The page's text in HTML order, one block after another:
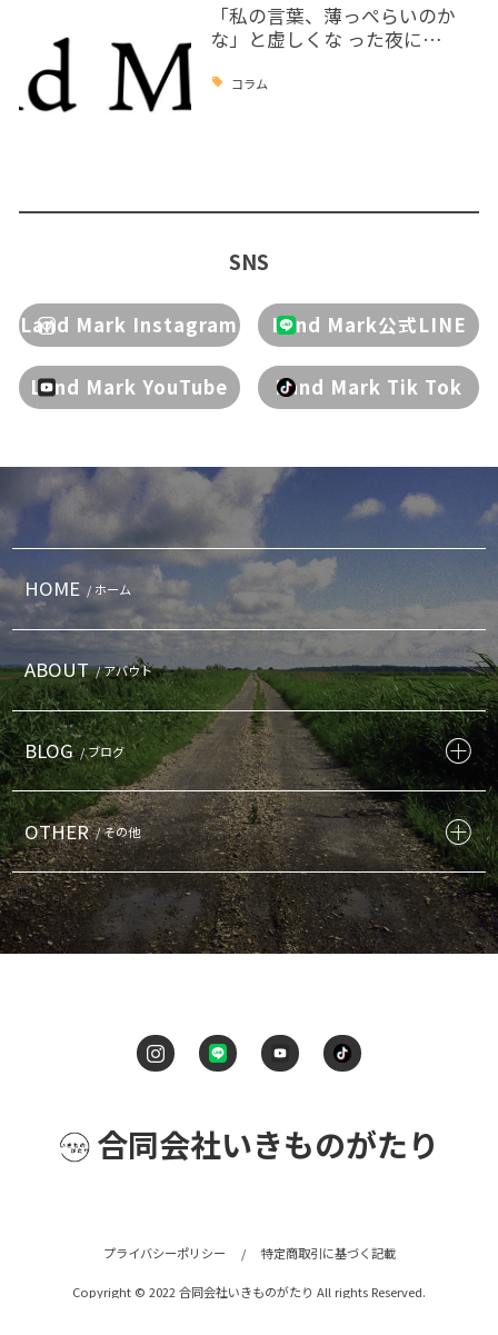
「私の言葉、薄っぺらいのか
な」と虚しくな った夜に…
コラム
SNS
Land Mark Instagram Land Mark公式LINE
Land Mark YouTube Land Mark Tik Tok
HOME / ホーム
ABOUT / アバウト
BLOG / ブログ
OTHER / その他
合同会社いきものがたり
プライバシーポリシー / 特定商取引に基づく記載
Copyright © 2022 合同会社いきものがたり All rights Reserved.